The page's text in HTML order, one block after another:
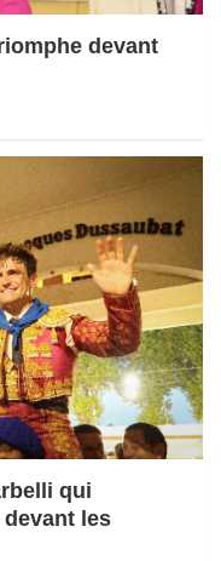
devant
qui
les